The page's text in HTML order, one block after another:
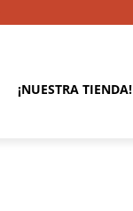
¡NUESTRA TIENDA!